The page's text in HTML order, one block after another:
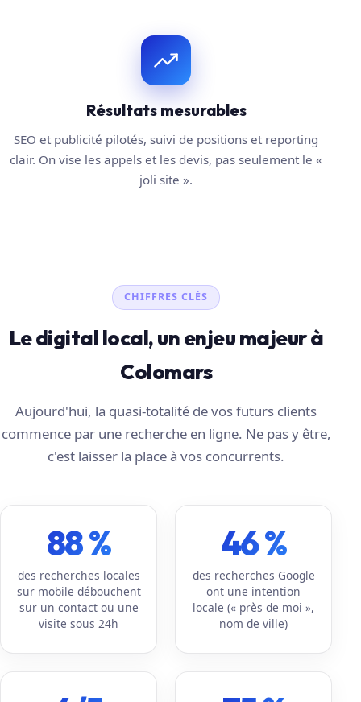
Résultats mesurables
SEO et publicité pilotés, suivi de positions et reporting
clair. On vise les appels et les devis, pas seulement le «
joli site ».
CHIFFRES CLÉS
Le digital local, un enjeu majeur à
Colomars
Aujourd'hui, la quasi-totalité de vos futurs clients
commence par une recherche en ligne. Ne pas y être,
c'est laisser la place à vos concurrents.
88 %
des recherches locales
sur mobile débouchent
sur un contact ou une
visite sous 24h
46 %
des recherches Google
ont une intention
locale (« près de moi »,
nom de ville)